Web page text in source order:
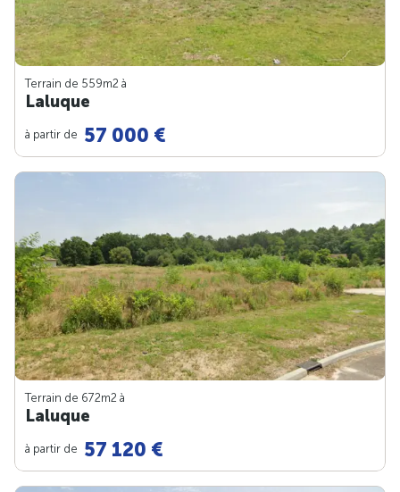
Terrain de 559m2 à
Laluque
à partir de 57 000 €
Terrain de 672m2 à
Laluque
à partir de 57 120 €